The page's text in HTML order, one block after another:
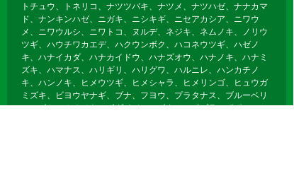
トチュウ、トネリコ、ナツツバキ、ナツメ、ナツハゼ、ナナカマ
ド、ナンキンハゼ、ニガキ、ニシキギ、ニセアカシア、ニワウ
メ、ニワウルシ、ニワトコ、ヌルデ、ネジキ、ネムノキ、ノリウ
ツギ、ハウチワカエデ、ハクウンボク、ハコネウツギ、ハゼノ
キ、ハナイカダ、ハナカイドウ、ハナズオウ、ハナノキ、ハナミ
ズキ、ハマナス、ハリギリ、ハリグワ、ハルニレ、ハンカチノ
キ、ハンノキ、ヒメウツギ、ヒメシャラ、ヒメリンゴ、ヒュウガ
ミズキ、ビヨウヤナギ、ブナ、フヨウ、プラタナス、ブルーベリ
ー、ボケ、ホオノキ、ボダイジュ、ボタン、ポプラ、ポポー、マ